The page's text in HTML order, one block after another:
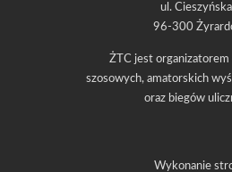
ul.
96-300
ŻTC jest organizatorem
szosowych, amatorskich
oraz biegów
Wykonanie